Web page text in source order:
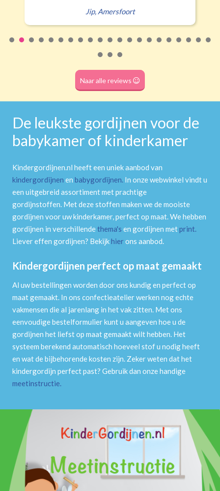
(dubbele tunnel)
Naar alle reviews
De leukste gordijnen voor de
babykamer of kinderkamer
Kindergordijnen.nl heeft een uniek aanbod van
kindergordijnen en babygordijnen. In onze webwinkel vindt u
een uitgebreid assortiment met prachtige
gordijnstoffen. Met deze stoffen maken we de mooiste
gordijnen voor uw kinderkamer, perfect op maat. We hebben
gordijnen in verschillendethema's en gordijnen metprint.
Liever effen gordijnen? Bekijkhierons aanbod.
Kindergordijnen perfect op maat gemaakt
Al uw bestellingen worden door ons kundig en perfect op
maat gemaakt. In ons confectieatelier werken nog echte
vakmensen die al jarenlang in het vak zitten. Met ons
eenvoudige bestelformulier kunt u aangeven hoe u de
gordijnen het liefst op maat gemaakt wilt hebben. Het
systeem berekend automatisch hoeveel stof u nodig heeft
en wat de bijbehorende kosten zijn. Zeker weten dat het
kindergordijn perfect past? Gebruik dan onze handige
meetinstructie.